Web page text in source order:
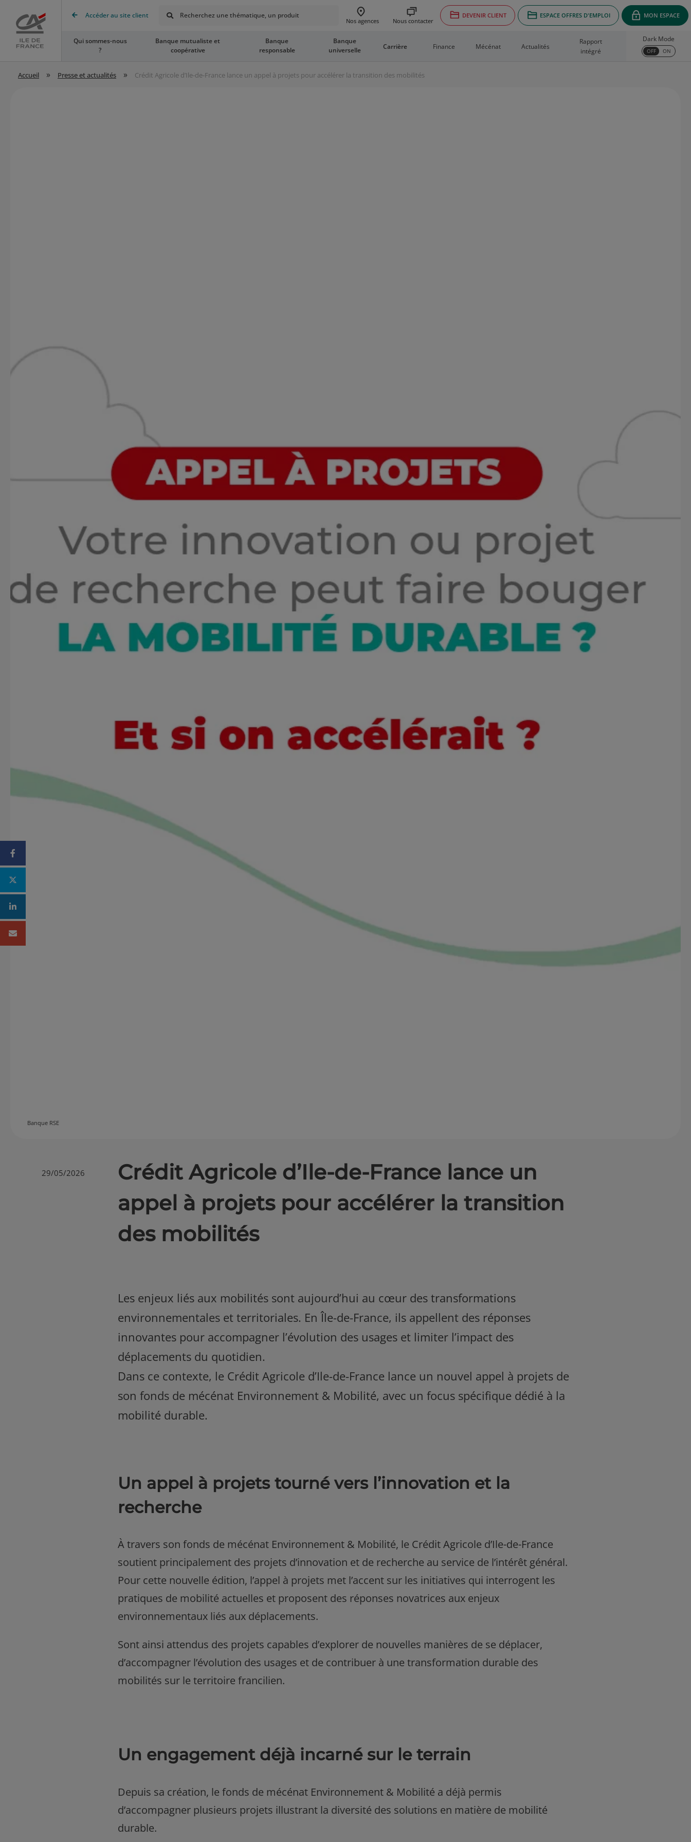
Accueil
Accéder au site client
Recherchez une thématique, un produit
Rechercher
Nos agences Nous contacter
DEVENIR CLIENT ESPACE OFFRES D'EMPLOI MON ESPACE
Qui sommes-nous
?
Banque mutualiste et
coopérative
Banque
responsable
Banque
universelle
Carrière Finance Mécénat Actualités
Rapport
intégré
Dark Mode
OFF ON
Accueil » Presse et actualités » Crédit Agricole d’Ile-de-France lance un appel à projets pour accélérer la transition des mobilités
Banque RSE
29/05/2026
Crédit Agricole d’Ile-de-France lance un
appel à projets pour accélérer la transition
des mobilités
Les enjeux liés aux mobilités sont aujourd’hui au cœur des transformations
environnementales et territoriales. En Île-de-France, ils appellent des réponses
innovantes pour accompagner l’évolution des usages et limiter l’impact des
déplacements du quotidien.
Dans ce contexte, le Crédit Agricole d’Ile-de-France lance un nouvel appel à projets de
son fonds de mécénat Environnement & Mobilité, avec un focus spécifique dédié à la
mobilité durable.
Un appel à projets tourné vers l’innovation et la
recherche
À travers son fonds de mécénat Environnement & Mobilité, le Crédit Agricole d’Ile-de-France
soutient principalement des projets d’innovation et de recherche au service de l’intérêt général.
Pour cette nouvelle édition, l’appel à projets met l’accent sur les initiatives qui interrogent les
pratiques de mobilité actuelles et proposent des réponses novatrices aux enjeux
environnementaux liés aux déplacements.
Sont ainsi attendus des projets capables d’explorer de nouvelles manières de se déplacer,
d’accompagner l’évolution des usages et de contribuer à une transformation durable des
mobilités sur le territoire francilien.
Un engagement déjà incarné sur le terrain
Depuis sa création, le fonds de mécénat Environnement & Mobilité a déjà permis
d’accompagner plusieurs projets illustrant la diversité des solutions en matière de mobilité
durable.
Facebook
Twitter
Linkedin
Mail